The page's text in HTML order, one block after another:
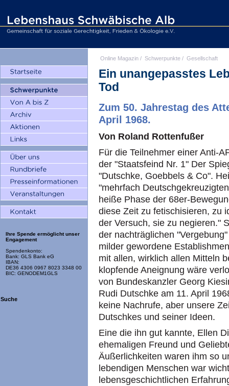
Ihre Spende ermöglicht unser
Engagement
Spendenkonto:
Bank: GLS Bank eG
IBAN:
DE36 4306 0967 8023 3348 00
BIC: GENODEM1GLS
Suche
Online Magazin / Schwerpunkte / Gesellschaft
Ein unangepasstes
Tod
Zum 50. Jahrestag des
April 1968.
Von Roland Rottenfußer
Für die Teilnehmer einer Anti-
der "Staatsfeind Nr. 1" Der
"Dutschke, Goebbels & Co".
"mehrfach
heiße Phase der 68er-
diese Zeit zu fetischisieren, zu
der Versuch, sie zu negieren."
der nachträglichen
milder gewordene
mit allen, wirklich allen Mitteln
klopfende Aneignung wäre
von Bundeskanzler Georg
Rudi Dutschke am 11. April
keine Nachrufe, aber unsere
Dutschkes und seiner Ideen.
Eine die ihn gut kannte, Ellen
ehemaligen Freund und
Äußerlichkeiten waren ihm so
lebendigen Menschen war
lebensgeschichtlichen